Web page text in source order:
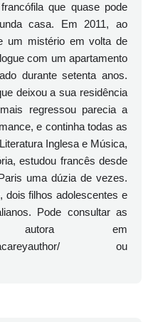
que quase pode
casa. Em 2011, ao
um mistério em volta de
com um apartamento
durante setenta anos.
deixou a sua residência
regressou parecia a
e continha todas as
Inglesa e Música,
estudou francês desde
uma dúzia de vezes.
dois filhos adolescentes e
Pode consultar as
em
ellacareyauthor/ ou